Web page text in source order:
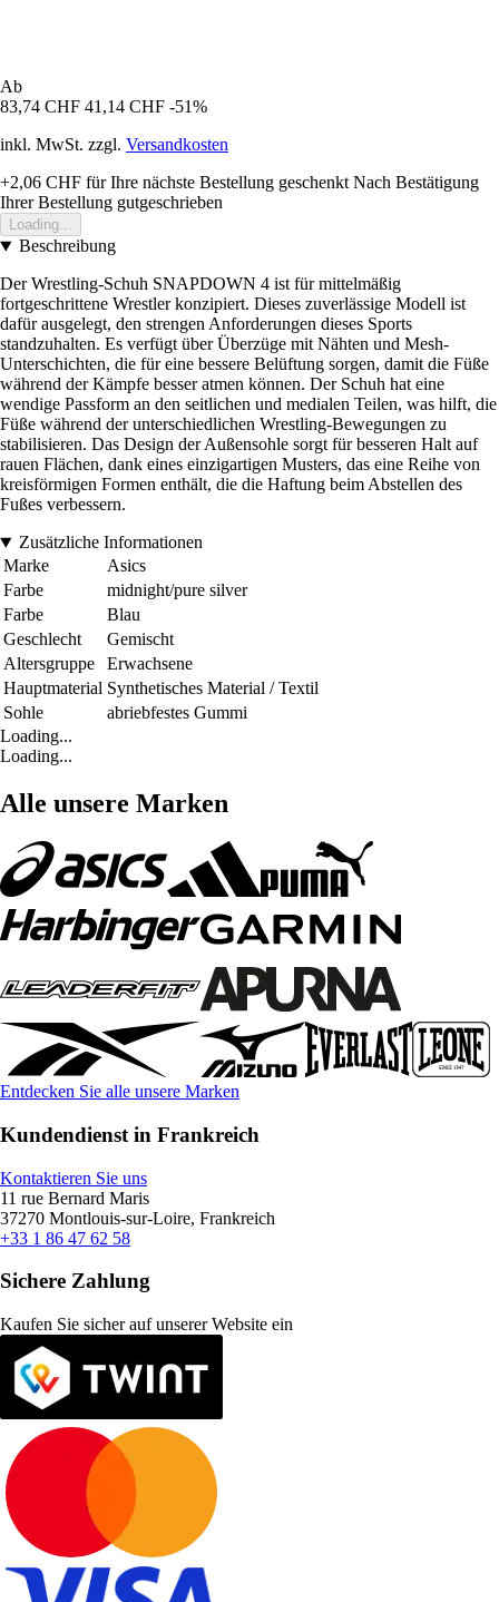
Ab
83,74 CHF 41,14 CHF -51%
inkl. MwSt. zzgl. Versandkosten
+2,06 CHF für Ihre nächste Bestellung geschenkt Nach Bestätigung
Ihrer Bestellung gutgeschrieben
Loading...
Beschreibung
Der Wrestling-Schuh SNAPDOWN 4 ist für mittelmäßig
fortgeschrittene Wrestler konzipiert. Dieses zuverlässige Modell ist
dafür ausgelegt, den strengen Anforderungen dieses Sports
standzuhalten. Es verfügt über Überzüge mit Nähten und Mesh-
Unterschichten, die für eine bessere Belüftung sorgen, damit die Füße
während der Kämpfe besser atmen können. Der Schuh hat eine
wendige Passform an den seitlichen und medialen Teilen, was hilft, die
Füße während der unterschiedlichen Wrestling-Bewegungen zu
stabilisieren. Das Design der Außensohle sorgt für besseren Halt auf
rauen Flächen, dank eines einzigartigen Musters, das eine Reihe von
kreisförmigen Formen enthält, die die Haftung beim Abstellen des
Fußes verbessern.
Zusätzliche Informationen
Marke
Asics
Farbe
midnight/pure silver
Farbe
Blau
Geschlecht
Gemischt
Altersgruppe
Erwachsene
Hauptmaterial Synthetisches Material / Textil
Sohle
abriebfestes Gummi
Loading...
Loading...
Alle unsere Marken
Entdecken Sie alle unsere Marken
Kundendienst in Frankreich
Kontaktieren Sie uns
11 rue Bernard Maris
37270 Montlouis-sur-Loire, Frankreich
+33 1 86 47 62 58
Sichere Zahlung
Kaufen Sie sicher auf unserer Website ein